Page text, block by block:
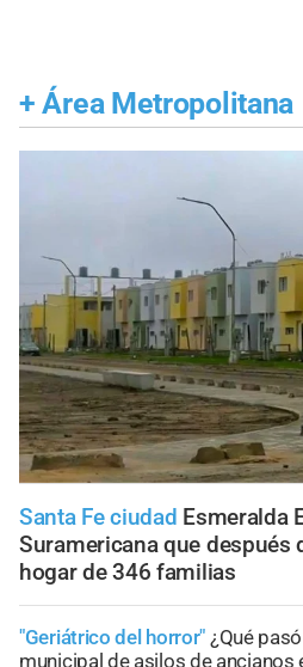
+ Área Metropolitana
Santa Fe ciudad Esmeralda
Suramericana que después
hogar de 346 familias
"Geriátrico del horror" ¿Qué
municipal de asilos de ancianos